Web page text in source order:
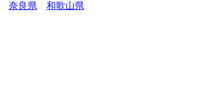
奈良県 和歌山県